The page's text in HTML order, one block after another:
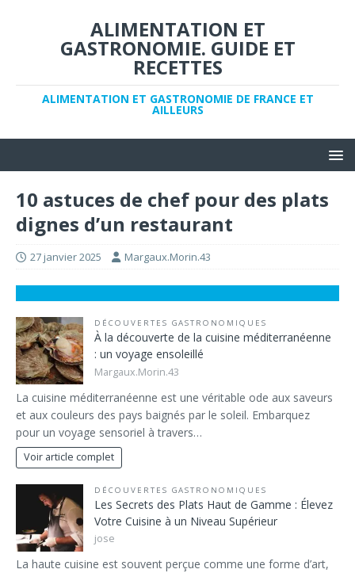
ALIMENTATION ET
GASTRONOMIE. GUIDE ET
RECETTES
ALIMENTATION ET GASTRONOMIE DE FRANCE ET
AILLEURS
10 astuces de chef pour des plats
dignes d’un restaurant
27 janvier 2025 Margaux.Morin.43
DÉCOUVERTES GASTRONOMIQUES
À la découverte de la cuisine méditerranéenne
: un voyage ensoleillé
Margaux.Morin.43
La cuisine méditerranéenne est une véritable ode aux saveurs
et aux couleurs des pays baignés par le soleil. Embarquez
pour un voyage sensoriel à travers…
Voir article complet
DÉCOUVERTES GASTRONOMIQUES
Les Secrets des Plats Haut de Gamme : Élevez
Votre Cuisine à un Niveau Supérieur
jose
La haute cuisine est souvent perçue comme une forme d’art,